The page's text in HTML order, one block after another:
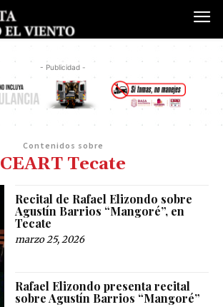
- Publicidad -
Contenidos sobre
CEART Tecate
Recital de Rafael Elizondo sobre
Agustín Barrios “Mangoré”, en
Tecate
marzo 25, 2026
Rafael Elizondo presenta recital
sobre Agustín Barrios “Mangoré”